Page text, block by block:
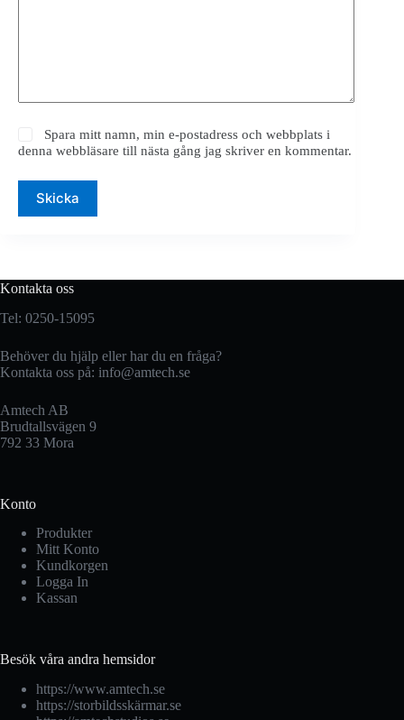
Spara mitt namn, min e-postadress och webbplats i
denna webbläsare till nästa gång jag skriver en kommentar.
Skicka
Kontakta oss
Tel: 0250-15095
Behöver du hjälp eller har du en fråga?
Kontakta oss på: info@amtech.se
Amtech AB
Brudtallsvägen 9
792 33 Mora
Konto
Produkter
Mitt Konto
Kundkorgen
Logga In
Kassan
Besök våra andra hemsidor
https://www.amtech.se
https://storbildsskärmar.se